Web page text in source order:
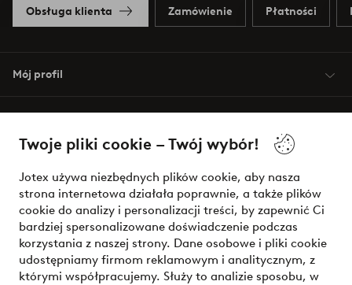
Twoje pliki cookie – Twój wybór!
Jotex używa niezbędnych plików cookie, aby nasza
strona internetowa działała poprawnie, a także plików
cookie do analizy i personalizacji treści, by zapewnić Ci
bardziej spersonalizowane doświadczenie podczas
korzystania z naszej strony. Dane osobowe i pliki cookie
udostępniamy firmom reklamowym i analitycznym, z
którymi współpracujemy. Służy to analizie sposobu, w
Obsługa klienta Zamówienie Płatności
Mój profil
Warunki
Bezpieczne płatności - zapłać teraz lub podziel się